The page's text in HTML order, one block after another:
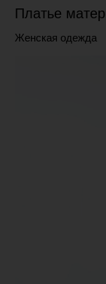
Платье
Женская одежда